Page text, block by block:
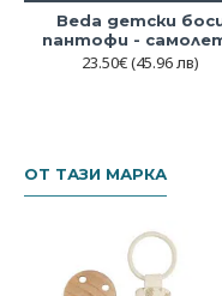
Beda детски
пантофи -
23.50€(45.96 лв)
ОТ ТАЗИ МАРКА